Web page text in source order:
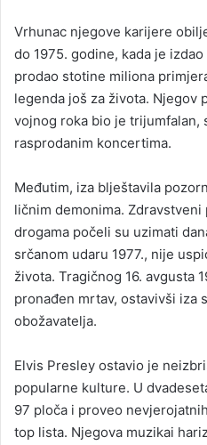
Vrhunac njegove karijere
do 1975. godine, kada je
prodao stotine miliona
legenda još za života. Njegov
vojnog roka bio je trijumfalan,
rasprodanim koncertima.
Međutim, iza blještavila
ličnim demonima.
drogama počeli su uzimati
srčanom udaru 1977., nije
života. Tragičnog 16. avgusta
pronađen mrtav, ostavivši iza
obožavatelja.
Elvis Presley ostavio je
popularne kulture. U
97 ploča i proveo
top lista. Njegova muzikai